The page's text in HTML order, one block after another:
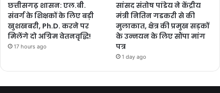
छत्तीसगढ़ शासन: एल.बी.
संवर्ग के शिक्षकों के लिए बड़ी
खुशखबरी, Ph.D. करने पर
मिलेंगे दो अग्रिम वेतनवृद्धि!
17 hours ago
सांसद संतोष पांडेय ने केंद्रीय
मंत्री नितिन गडकरी से की
मुलाकात, क्षेत्र की प्रमुख सड़कों
के उन्नयन के लिए सौंपा मांग
पत्र
1 day ago